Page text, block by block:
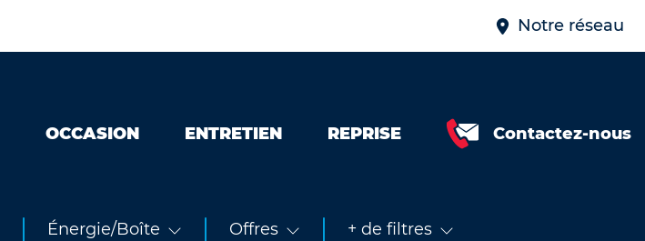
Notre réseau
OCCASION ENTRETIEN REPRISE
Contactez-nous
Énergie/Boîte Offres + de filtres